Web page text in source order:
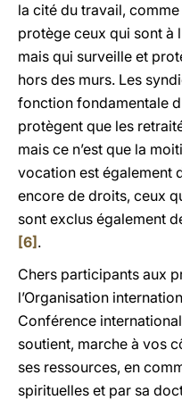
la cité du travail,
protège ceux qui sont à
mais qui surveille et
hors des murs. Les
fonction fondamentale
protègent que les
mais ce n’est que la
vocation est également
encore de droits, ceux
sont exclus également
[6] .
Chers participants aux
l’Organisation
Conférence
soutient, marche à vos
ses ressources, en
spirituelles et par sa